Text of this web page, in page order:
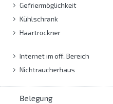
Gefriermöglichkeit
Kühlschrank
Haartrockner
Internet im öff. Bereich
Nichtraucherhaus
Belegung